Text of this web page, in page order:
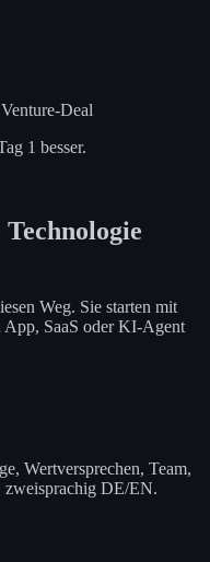
Deal
1 besser.
Weg. Sie starten mit
App, SaaS oder KI-Agent
Wertversprechen, Team,
DE/EN.